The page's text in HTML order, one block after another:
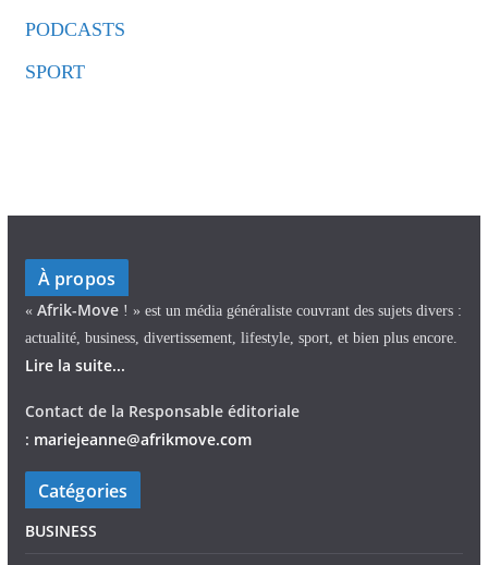
PODCASTS
SPORT
À propos
« Afrik-Move ! » est un média généraliste couvrant des sujets divers :
actualité, business, divertissement, lifestyle, sport, et bien plus encore.
Lire la suite...
Contact de la Responsable éditoriale
: mariejeanne@afrikmove.com
Catégories
BUSINESS